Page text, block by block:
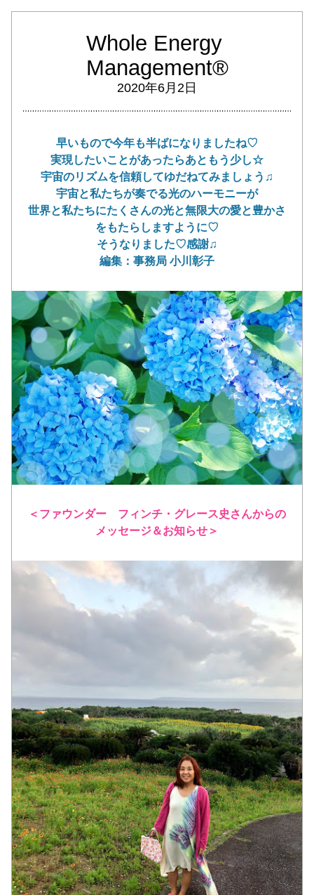
Whole Energy
Management®️
2020年6月2日
早いもので今年も半ばになりましたね♡
実現したいことがあったらあともう少し☆
宇宙のリズムを信頼してゆだねてみましょう♫
宇宙と私たちが奏でる光のハーモニーが
世界と私たちにたくさんの光と無限大の愛と豊かさ
をもたらしますように♡
そうなりました♡感謝♫
編集：事務局 小川彰子
＜ファウンダー　フィンチ・グレース史さんからの
メッセージ＆お知らせ＞